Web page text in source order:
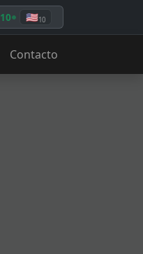
10 🇺🇸10
Contacto